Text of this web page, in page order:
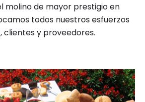
molino de mayor prestigio en
todos nuestros esfuerzos
y proveedores.